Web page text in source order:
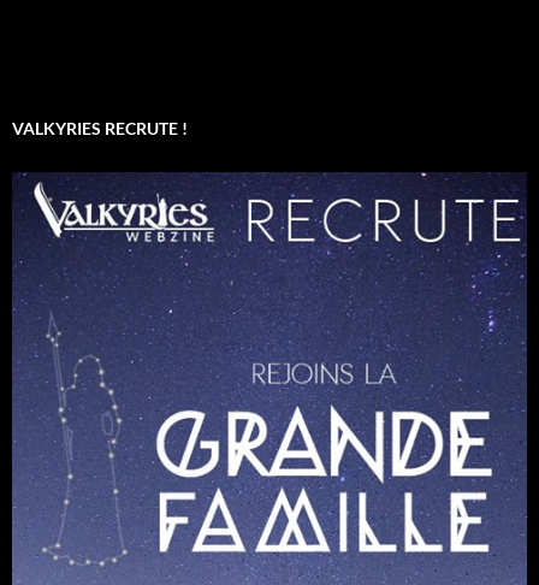
VALKYRIES RECRUTE !